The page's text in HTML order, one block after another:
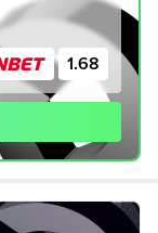
1.68